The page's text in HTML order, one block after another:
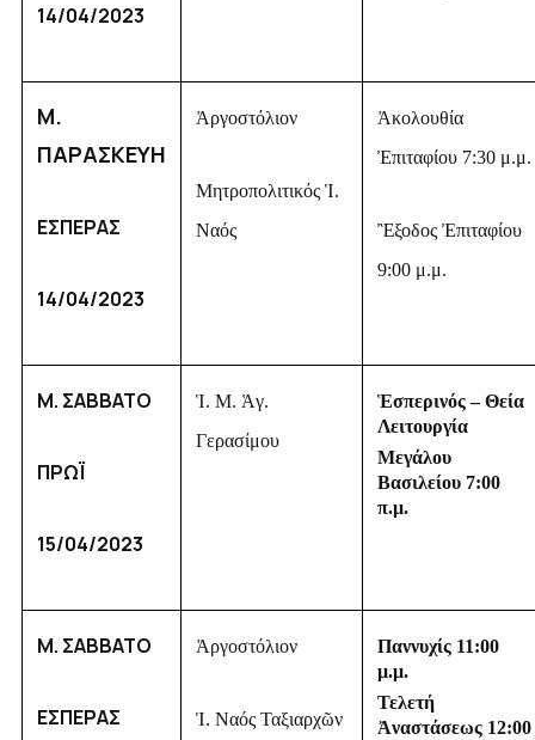
14/04/2023
Μ.
ΠΑΡΑΣΚΕΥΗ
ΕΣΠΕΡΑΣ
14/04/2023
Ἀργοστόλιον
Μητροπολιτικός Ἱ.
Ναός
Ἀκολουθία
Ἐπιταφίου 7:30 μ.μ.
Ἒξοδος Ἐπιταφίου
9:00 μ.μ.
Μ. ΣΑΒΒΑΤΟ
ΠΡΩΪ
15/04/2023
Ἱ. Μ. Ἁγ.
Γερασίμου
Ἑσπερινός – Θεία
Λειτουργία
Μεγάλου
Βασιλείου 7:00
π.μ.
Μ. ΣΑΒΒΑΤΟ
ΕΣΠΕΡΑΣ
Ἀργοστόλιον
Ἱ. Ναός Ταξιαρχῶν
Παννυχίς 11:00
μ.μ.
Τελετή
Ἀναστάσεως 12:00